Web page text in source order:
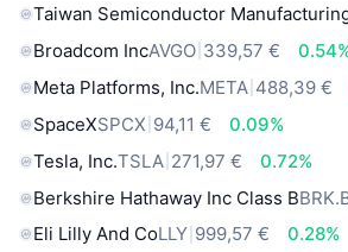
Taiwan Semiconductor
Broadcom IncAVGO 339,57 €
Meta Platforms, Inc.META 488,39 €
SpaceXSPCX 94,11 €
0.09%
Tesla, Inc.TSLA 271,97 €
0.72%
Berkshire Hathaway Inc Class B
Eli Lilly And CoLLY 999,57 €
0.28%